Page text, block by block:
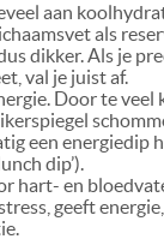
aan
als
dikker. Als je
val je juist af.
Door te
een energiedip
dip’).
hart- en
geeft